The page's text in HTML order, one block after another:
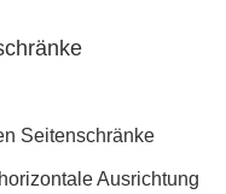
Seitenschränke
Ausrichtung